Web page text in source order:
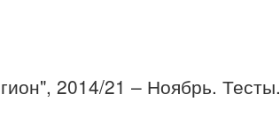
2014/21 – Ноябрь. Тесты.